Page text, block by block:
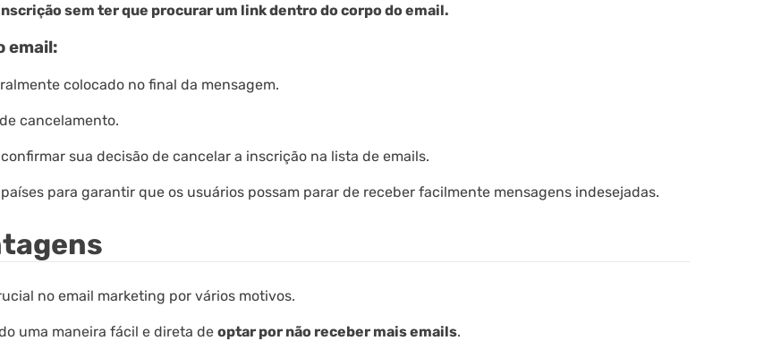
sem ter que procurar um link dentro do corpo do email.
email:
colocado no final da mensagem.
cancelamento.
sua decisão de cancelar a inscrição na lista de emails.
para garantir que os usuários possam parar de receber facilmente mensagens indesejadas.
no email marketing por vários motivos.
uma maneira fácil e direta de optar por não receber mais emails.